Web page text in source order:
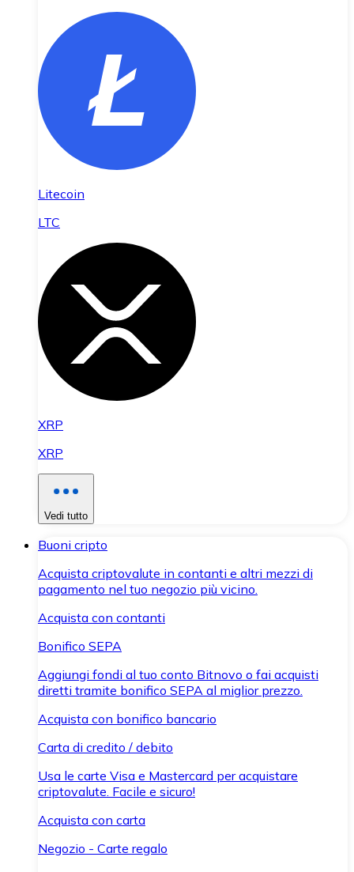
Litecoin
LTC
XRP
XRP
Vedi tutto
Buoni cripto
Acquista criptovalute in contanti e altri mezzi di
pagamento nel tuo negozio più vicino.
Acquista con contanti
Bonifico SEPA
Aggiungi fondi al tuo conto Bitnovo o fai acquisti
diretti tramite bonifico SEPA al miglior prezzo.
Acquista con bonifico bancario
Carta di credito / debito
Usa le carte Visa e Mastercard per acquistare
criptovalute. Facile e sicuro!
Acquista con carta
Negozio - Carte regalo